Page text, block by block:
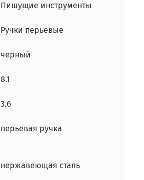
Пишущие инструменты
Ручки перьевые
черный
8.1
3.6
перьевая ручка
нержавеющая сталь